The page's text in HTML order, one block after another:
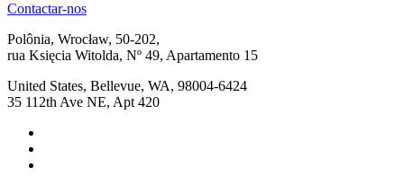
Contactar-nos
Polônia, Wrocław, 50-202,
rua Księcia Witolda, Nº 49, Apartamento 15
United States, Bellevue, WA, 98004-6424
35 112th Ave NE, Apt 420